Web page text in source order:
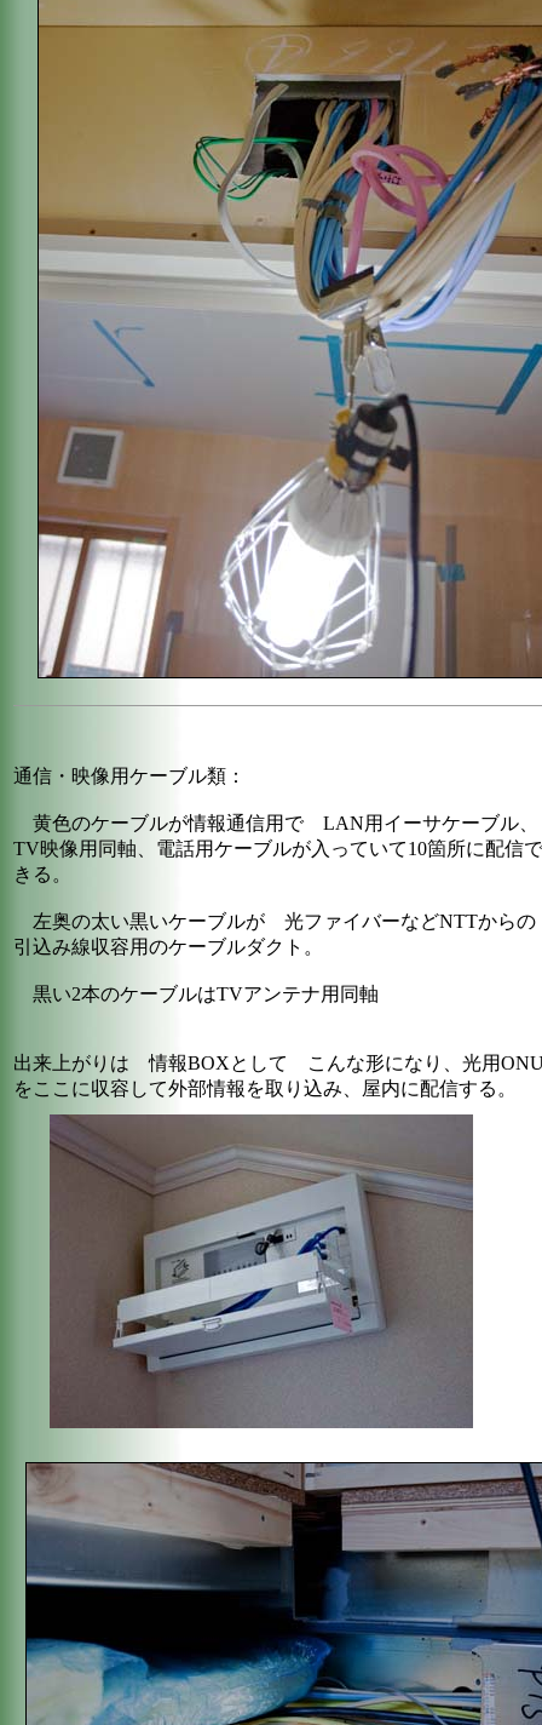
通信・映像用ケーブル類：
黄色のケーブルが情報通信用で LAN用イーサケーブル、
TV映像用同軸、電話用ケーブルが入っていて10箇所に配信で
きる。
左奥の太い黒いケーブルが 光ファイバーなどNTTからの
引込み線収容用のケーブルダクト。
黒い2本のケーブルはTVアンテナ用同軸
出来上がりは 情報BOXとして こんな形になり、光用
をここに収容して外部情報を取り込み、屋内に配信する。